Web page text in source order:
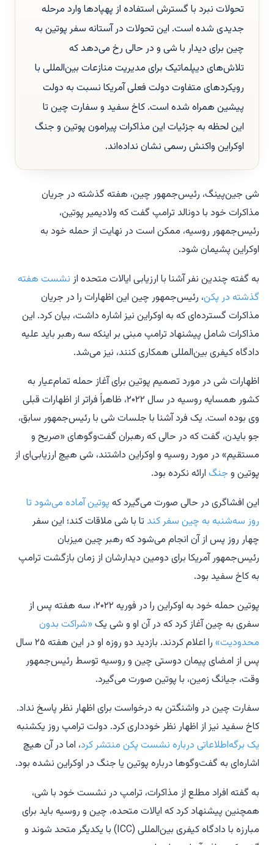
تحولات نبرد با گسترش استفاده از پهپادها وارد مرحله
جدیدی شده است. این تحولات در آستانه سفر پوتین به
چین برای دیدار با شی و در حالی رخ می‌دهد که
تلاش‌های دیپلماتیک برای مدیریت منازعات بین‌المللی با
رویکردهای متفاوت دولت فعلی آمریکا نسبت به دولت
پیشین همراه شده است. کاخ سفید و سفارت چین تا
این لحظه به جزئیات این مذاکرات پیرامون پوتین و جنگ
اوکراین واکنش رسمی نشان نداده‌اند.
شی جین‌پینگ، رئیس‌جمهور چین، هفته گذشته در جریان
مذاکرات خود با دونالد ترامپ گفت که ولادیمیر پوتین،
رئیس‌جمهور روسیه، ممکن است در نهایت از حمله خود به
اوکراین پشیمان شود.
به گفته چندین نفر آشنا با ارزیابی ایالات متحده از نشست هفته
گذشته در پکن، رئیس‌جمهور چین این اظهارات را در جریان
مذاکرات گسترده‌ای که به اوکراین نیز اشاره داشت، بیان کرد. این
مذاکرات شامل پیشنهاد ترامپ مبنی بر اینکه سه رهبر باید علیه
دادگاه کیفری بین‌المللی همکاری کنند، نیز می‌شد.
اظهارات شی در مورد تصمیم پوتین برای آغاز حمله تمام‌عیار به
کشور همسایه روسیه در سال ۲۰۲۲، ظاهراً فراتر از اظهارات قبلی
وی بوده است. یک فرد آشنا با جلسات شی با رئیس‌جمهور سابق،
جو بایدن، گفت که در حالی که رهبران گفت‌وگوهای «صریح و
مستقیم» در مورد روسیه و اوکراین داشتند، شی هیچ ارزیابی‌ای از
پوتین و جنگ ارائه نکرده بود.
این افشاگری در حالی صورت می‌گیرد که پوتین آماده می‌شود تا
روز سه‌شنبه به چین سفر کند تا با شی ملاقات کند؛ این سفر
چهار روز پس از آن انجام می‌شود که رهبر چین میزبان
رئیس‌جمهور آمریکا برای دومین دیدارشان از زمان بازگشت ترامپ
به کاخ سفید بود.
پوتین حمله خود به اوکراین را در فوریه ۲۰۲۲، سه هفته پس از
سفری به چین آغاز کرد که در آن او و شی یک «شراکت بدون
محدودیت»
را اعلام کردند. بازدید دو روزه او در این هفته ۲۵ سال
پس از امضای پیمان دوستی چین و روسیه توسط رئیس‌جمهور
وقت، جیانگ زمین، با پوتین صورت می‌گیرد.
سفارت چین در واشنگتن به درخواست برای اظهار نظر پاسخ نداد.
کاخ سفید نیز از اظهار نظر خودداری کرد. دولت ترامپ روز یکشنبه
یک برگه‌اطلاعاتی درباره نشست پکن منتشر کرد، اما در آن هیچ
اشاره‌ای به گفت‌وگوها درباره پوتین یا جنگ در اوکراین نشده بود.
به گفته افراد مطلع از مذاکرات، ترامپ در نشست خود با شی،
همچنین پیشنهاد کرد که ایالات متحده، چین و روسیه باید برای
مبارزه با دادگاه کیفری بین‌المللی (ICC) با یکدیگر متحد شوند و